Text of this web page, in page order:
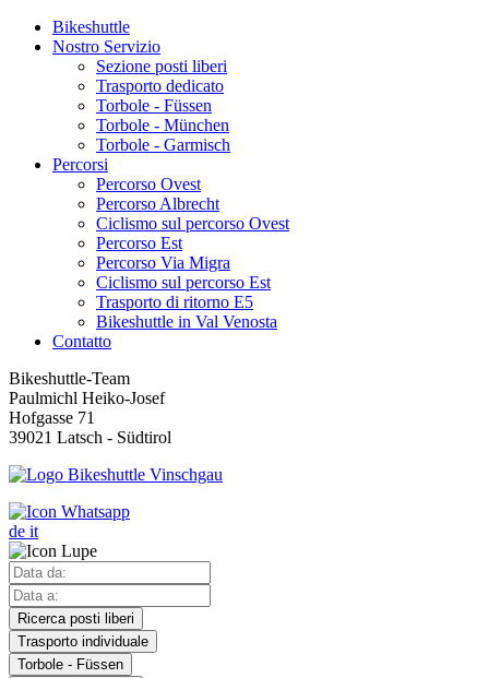
Bikeshuttle
Nostro Servizio
Sezione posti liberi
Trasporto dedicato
Torbole - Füssen
Torbole - München
Torbole - Garmisch
Percorsi
Percorso Ovest
Percorso Albrecht
Ciclismo sul percorso Ovest
Percorso Est
Percorso Via Migra
Ciclismo sul percorso Est
Trasporto di ritorno E5
Bikeshuttle in Val Venosta
Contatto
Bikeshuttle-Team
Paulmichl Heiko-Josef
Hofgasse 71
39021 Latsch - Südtirol
de it
Ricerca posti liberi
Trasporto individuale
Torbole - Füssen